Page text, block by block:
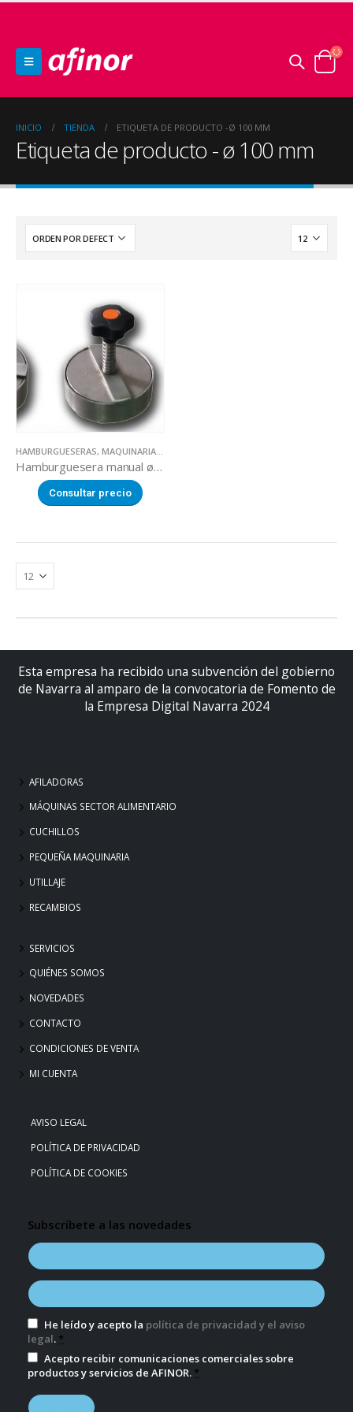
INICIO TIENDA ETIQUETA DE PRODUCTO -Ø 100 MM
Etiqueta de producto - ø 100 mm
HAMBURGUESERAS, MAQUINARIA SECTOR ALIMENTACION
Hamburguesera manual ø 100 mm redonda
Consultar precio
Esta empresa ha recibido una subvención del gobierno
de Navarra al amparo de la convocatoria de Fomento de
la Empresa Digital Navarra 2024
AFILADORAS
MÁQUINAS SECTOR ALIMENTARIO
CUCHILLOS
PEQUEÑA MAQUINARIA
UTILLAJE
RECAMBIOS
SERVICIOS
QUIÉNES SOMOS
NOVEDADES
CONTACTO
CONDICIONES DE VENTA
MI CUENTA
AVISO LEGAL
POLÍTICA DE PRIVACIDAD
POLÍTICA DE COOKIES
Subscríbete a las novedades
He leído y acepto la política de privacidad y el aviso
legal. *
Acepto recibir comunicaciones comerciales sobre
productos y servicios de AFINOR. *